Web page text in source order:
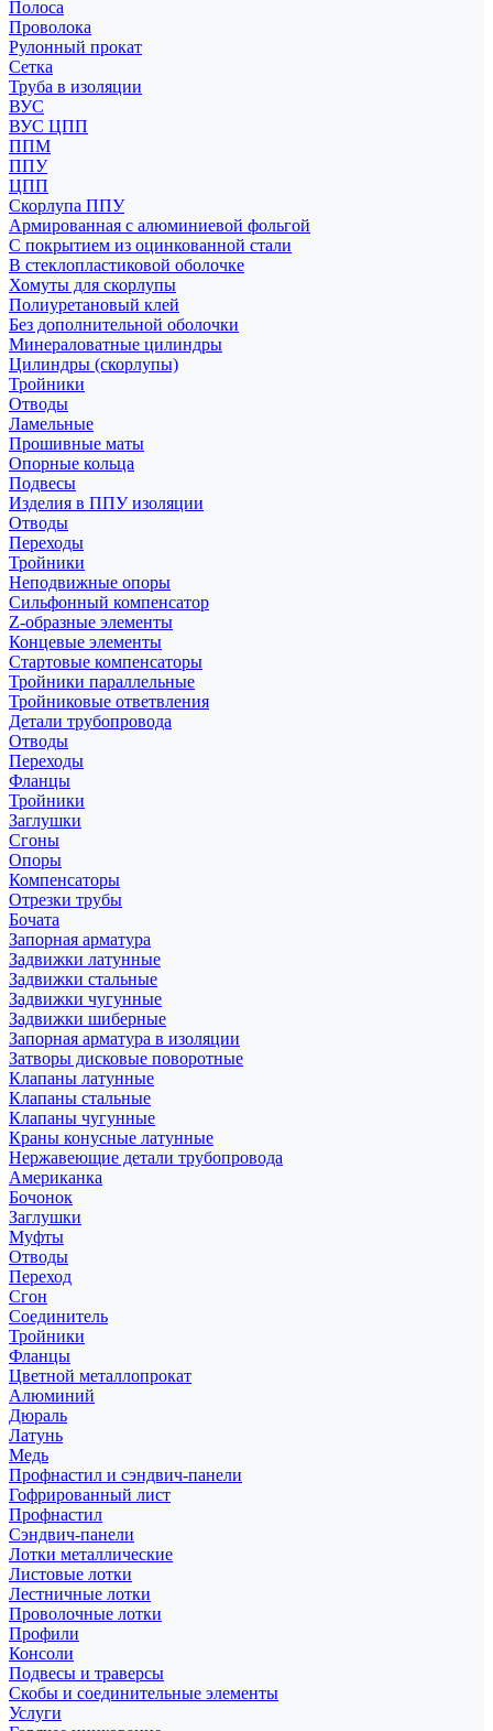
Полоса
Проволока
Рулонный прокат
Сетка
Труба в изоляции
ВУС
ВУС ЦПП
ППМ
ППУ
ЦПП
Скорлупа ППУ
Армированная с алюминиевой фольгой
С покрытием из оцинкованной стали
В стеклопластиковой оболочке
Хомуты для скорлупы
Полиуретановый клей
Без дополнительной оболочки
Минераловатные цилиндры
Цилиндры (скорлупы)
Тройники
Отводы
Ламельные
Прошивные маты
Опорные кольца
Подвесы
Изделия в ППУ изоляции
Отводы
Переходы
Тройники
Неподвижные опоры
Cильфонный компенсатор
Z-образные элементы
Концевые элементы
Стартовые компенсаторы
Тройники параллельные
Тройниковые ответвления
Детали трубопровода
Отводы
Переходы
Фланцы
Тройники
Заглушки
Сгоны
Опоры
Компенсаторы
Отрезки трубы
Бочата
Запорная арматура
Задвижки латунные
Задвижки стальные
Задвижки чугунные
Задвижки шиберные
Запорная арматура в изоляции
Затворы дисковые поворотные
Клапаны латунные
Клапаны стальные
Клапаны чугунные
Краны конусные латунные
Нержавеющие детали трубопровода
Американка
Бочонок
Заглушки
Муфты
Отводы
Переход
Сгон
Соединитель
Тройники
Фланцы
Цветной металлопрокат
Алюминий
Дюраль
Латунь
Медь
Профнастил и сэндвич-панели
Гофрированный лист
Профнастил
Сэндвич-панели
Лотки металлические
Листовые лотки
Лестничные лотки
Проволочные лотки
Профили
Консоли
Подвесы и траверсы
Скобы и соединительные элементы
Услуги